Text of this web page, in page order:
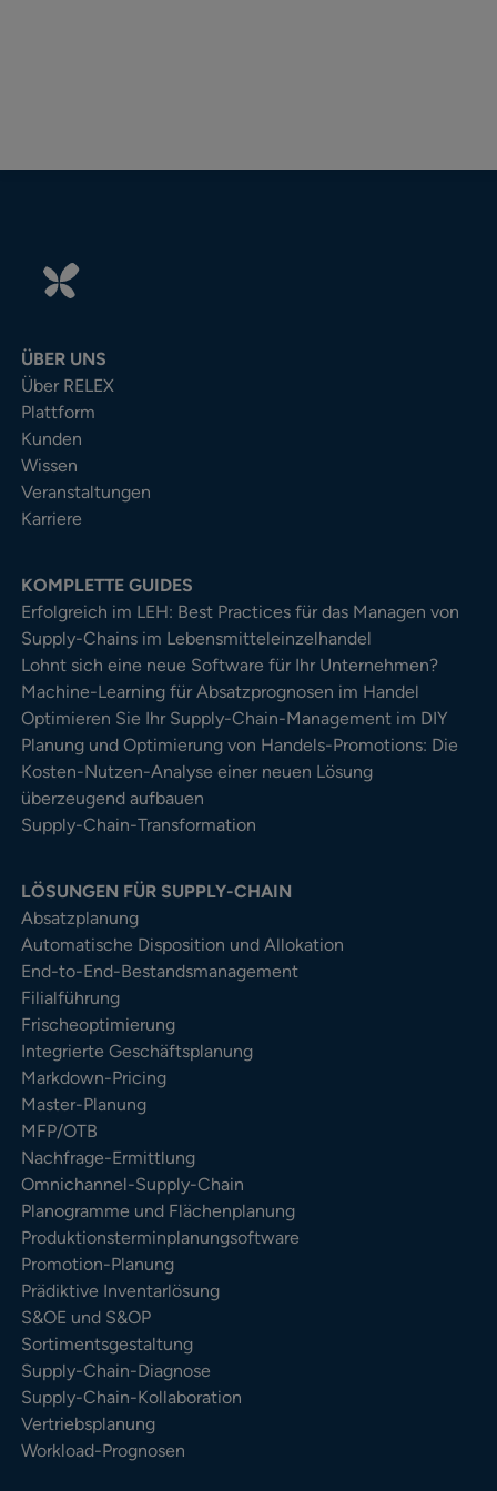
ÜBER UNS
Über RELEX
Plattform
Kunden
Wissen
Veranstaltungen
Karriere
KOMPLETTE GUIDES
Erfolgreich im LEH: Best Practices für das Managen von
Supply-Chains im Lebensmitteleinzelhandel
Lohnt sich eine neue Software für Ihr Unternehmen?
Machine-Learning für Absatzprognosen im Handel
Optimieren Sie Ihr Supply-Chain-Management im DIY
Planung und Optimierung von Handels-Promotions: Die
Kosten-Nutzen-Analyse einer neuen Lösung
überzeugend aufbauen
Supply-Chain-Transformation
LÖSUNGEN FÜR SUPPLY-CHAIN
Absatzplanung
Automatische Disposition und Allokation
End-to-End-Bestandsmanagement
Filialführung
Frischeoptimierung
Integrierte Geschäftsplanung
Markdown-Pricing
Master-Planung
MFP/OTB
Nachfrage-Ermittlung
Omnichannel-Supply-Chain
Planogramme und Flächenplanung
Produktionsterminplanungsoftware
Promotion-Planung
Prädiktive Inventarlösung
S&OE und S&OP
Sortimentsgestaltung
Supply-Chain-Diagnose
Supply-Chain-Kollaboration
Vertriebsplanung
Workload-Prognosen